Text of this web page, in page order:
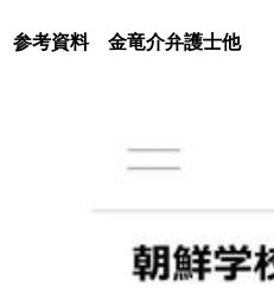
参考資料　金竜介弁護士他